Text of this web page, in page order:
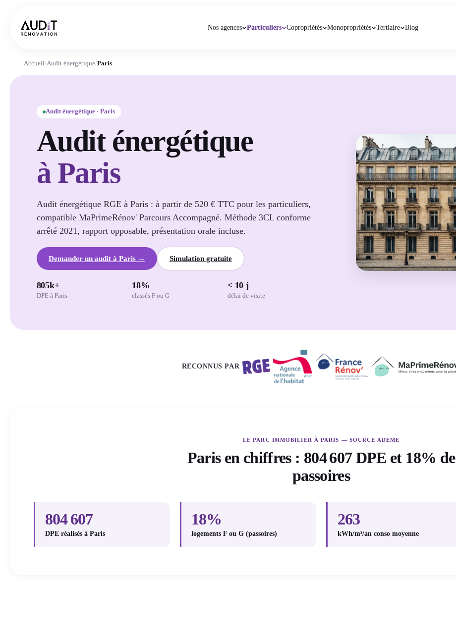
Nos agences Particuliers Copropriétés Monopropriétés Tertiaire Blog
Accueil/Audit énergétique/Paris
Audit énergétique · Paris
Audit énergétique
à Paris
Audit énergétique RGE à Paris : à partir de 520 € TTC pour les particuliers,
compatible MaPrimeRénov' Parcours Accompagné. Méthode 3CL conforme
arrêté 2021, rapport opposable, présentation orale incluse.
Demander un audit à Paris → Simulation gratuite
805k+
DPE à Paris
18%
classés F ou G
< 10 j
délai de visite
RECONNUS PAR
LE PARC IMMOBILIER À PARIS — SOURCE ADEME
Paris en chiffres : 804 607 DPE et 18% de
passoires
804 607
DPE réalisés à Paris
18%
logements F ou G (passoires)
263
kWh/m²/an conso moyenne